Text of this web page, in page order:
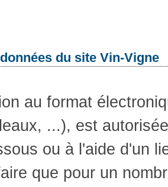
du site Vin-Vigne
au format
...), est
ou à l'aide d'un
que pour un